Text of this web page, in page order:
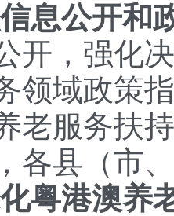
息公开和
开，强化
领域政策
老服务扶
各县（市
粤港澳养